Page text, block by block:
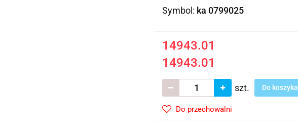
Symbol: ka 0799025
14943.01
14943.01
szt. Do koszyka
Do przechowalni